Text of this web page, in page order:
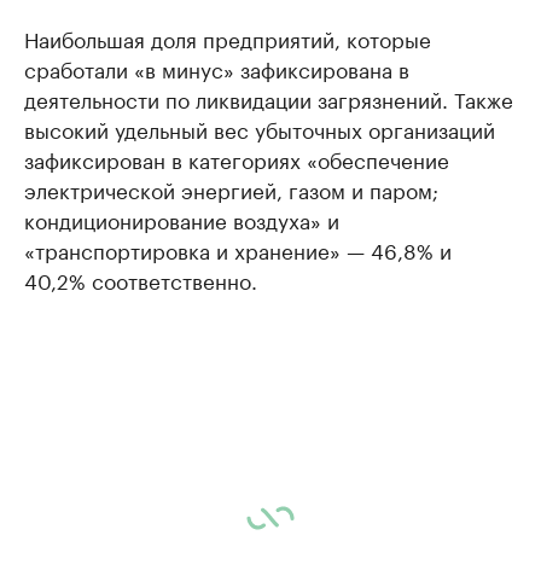
Наибольшая доля предприятий, которые
сработали «в минус» зафиксирована в
деятельности по ликвидации загрязнений. Также
высокий удельный вес убыточных организаций
зафиксирован в категориях «обеспечение
электрической энергией, газом и паром;
кондиционирование воздуха» и
«транспортировка и хранение» — 46,8% и
40,2% соответственно.